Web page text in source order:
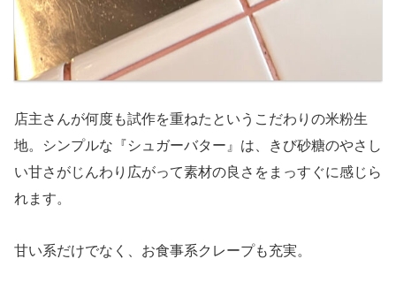
店主さんが何度も試作を重ねたというこだわりの米粉生
地。シンプルな『シュガーバター』は、きび砂糖のやさし
い甘さがじんわり広がって素材の良さをまっすぐに感じら
れます。
甘い系だけでなく、お食事系クレープも充実。